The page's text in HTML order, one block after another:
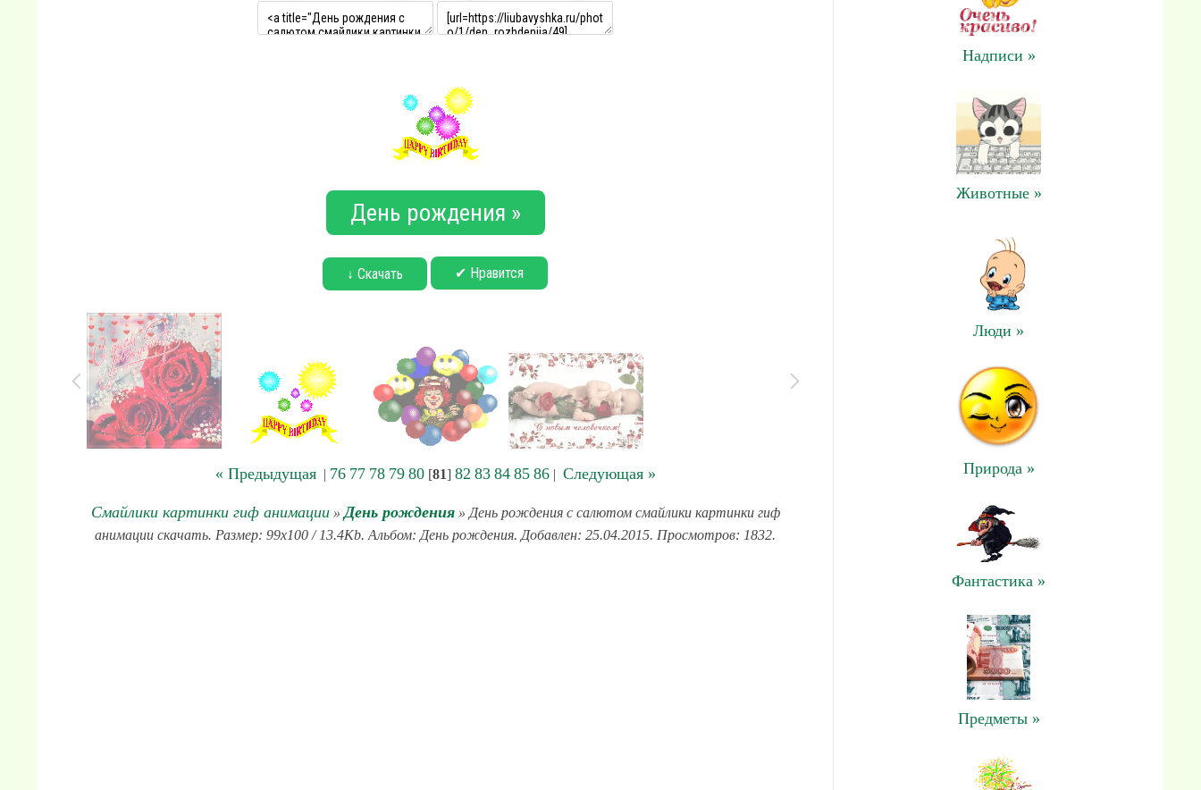
День рождения »
↓ Скачать ✔ Нравится
« Предыдущая| 76 77 78 79 80[81] 82 83 84 85 86| Следующая »
Смайлики картинки гиф анимации» День рождения» День рождения с салютом смайлики картинки гиф
анимации скачать. Размер: 99x100 / 13.4Kb. Альбом: День рождения. Добавлен: 25.04.2015. Просмотров: 1832.
Надписи »
Животные »
Люди »
Природа »
Фантастика »
Предметы »